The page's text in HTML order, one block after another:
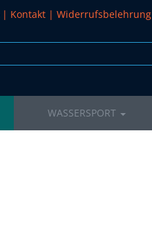
| Kontakt | Widerrufsbelehrung
WASSERSPORT